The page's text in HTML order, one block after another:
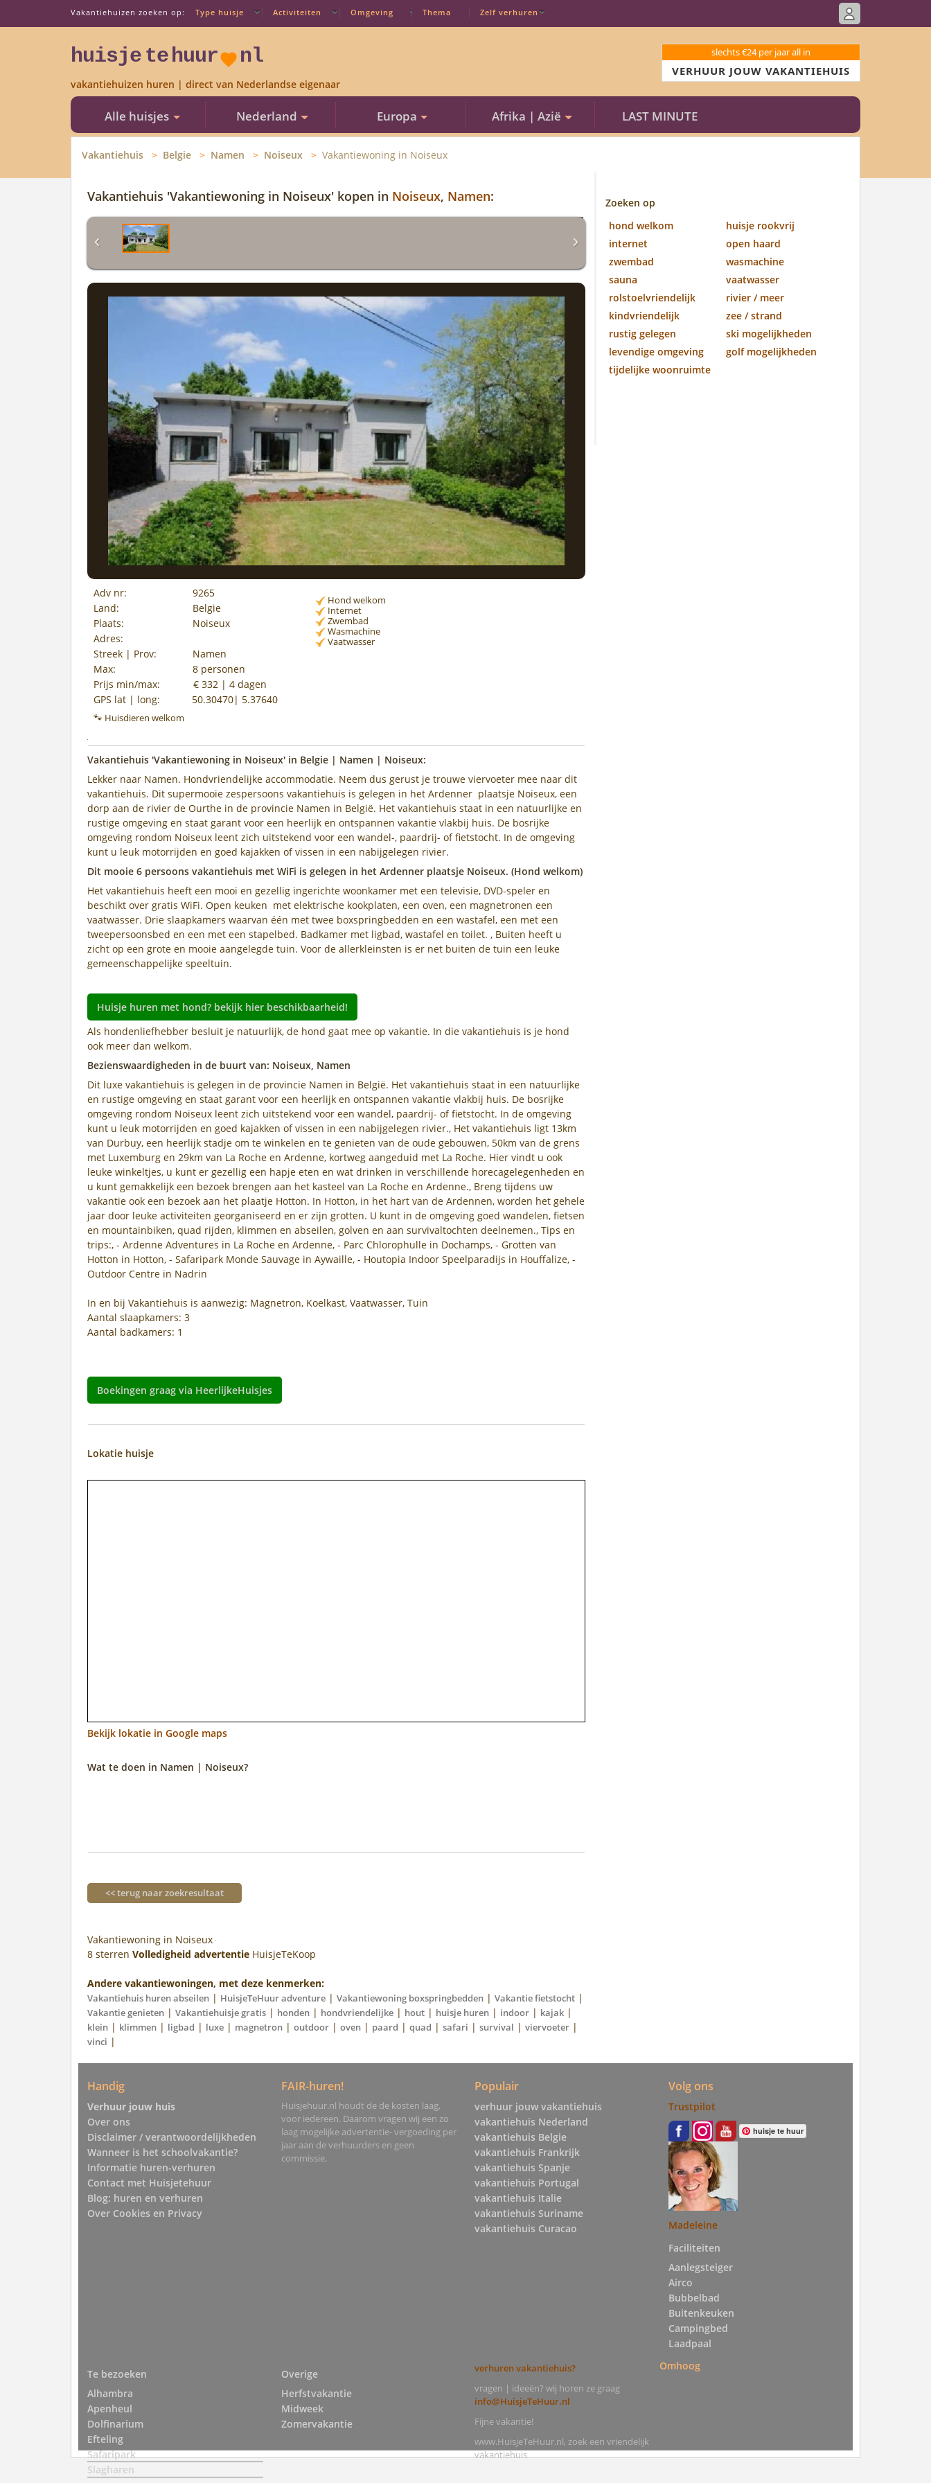
Vakantiehuizen zoeken op: Type huisje Activiteiten Omgeving Thema Zelf verhuren
huisje tehuur nl
vakantiehuizen huren | direct van Nederlandse eigenaar
slechts €24 per jaar all in
VERHUUR JOUW VAKANTIEHUIS
Alle huisjes Nederland Europa Afrika | Azië LAST MINUTE
Vakantiehuis Belgie Namen Noiseux Vakantiewoning in Noiseux
Vakantiehuis 'Vakantiewoning in Noiseux' kopen in Noiseux, Namen:
Adv nr:
9265
Land:
Belgie
Plaats:
Noiseux
Adres:
Streek | Prov:
Namen
Max:
8 personen
Prijs min/max:
€ 332 | 4 dagen
GPS lat | long:
50.30470| 5.37640
🐾 Huisdieren welkom
Hond welkom
Internet
Zwembad
Wasmachine
Vaatwasser
Vakantiehuis 'Vakantiewoning in Noiseux' in Belgie | Namen | Noiseux:
Lekker naar Namen. Hondvriendelijke accommodatie. Neem dus gerust je trouwe viervoeter mee naar dit
vakantiehuis. Dit supermooie zespersoons vakantiehuis is gelegen in het Ardenner plaatsje Noiseux, een
dorp aan de rivier de Ourthe in de provincie Namen in België. Het vakantiehuis staat in een natuurlijke en
rustige omgeving en staat garant voor een heerlijk en ontspannen vakantie vlakbij huis. De bosrijke
omgeving rondom Noiseux leent zich uitstekend voor een wandel-, paardrij- of fietstocht. In de omgeving
kunt u leuk motorrijden en goed kajakken of vissen in een nabijgelegen rivier.
Dit mooie 6 persoons vakantiehuis met WiFi is gelegen in het Ardenner plaatsje Noiseux. (Hond welkom)
Het vakantiehuis heeft een mooi en gezellig ingerichte woonkamer met een televisie, DVD-speler en
beschikt over gratis WiFi. Open keuken met elektrische kookplaten, een oven, een magnetronen een
vaatwasser. Drie slaapkamers waarvan één met twee boxspringbedden en een wastafel, een met een
tweepersoonsbed en een met een stapelbed. Badkamer met ligbad, wastafel en toilet. , Buiten heeft u
zicht op een grote en mooie aangelegde tuin. Voor de allerkleinsten is er net buiten de tuin een leuke
gemeenschappelijke speeltuin.
Huisje huren met hond? bekijk hier beschikbaarheid!
Als hondenliefhebber besluit je natuurlijk, de hond gaat mee op vakantie. In die vakantiehuis is je hond
ook meer dan welkom.
Bezienswaardigheden in de buurt van: Noiseux, Namen
Dit luxe vakantiehuis is gelegen in de provincie Namen in België. Het vakantiehuis staat in een natuurlijke
en rustige omgeving en staat garant voor een heerlijk en ontspannen vakantie vlakbij huis. De bosrijke
omgeving rondom Noiseux leent zich uitstekend voor een wandel, paardrij- of fietstocht. In de omgeving
kunt u leuk motorrijden en goed kajakken of vissen in een nabijgelegen rivier., Het vakantiehuis ligt 13km
van Durbuy, een heerlijk stadje om te winkelen en te genieten van de oude gebouwen, 50km van de grens
met Luxemburg en 29km van La Roche en Ardenne, kortweg aangeduid met La Roche. Hier vindt u ook
leuke winkeltjes, u kunt er gezellig een hapje eten en wat drinken in verschillende horecagelegenheden en
u kunt gemakkelijk een bezoek brengen aan het kasteel van La Roche en Ardenne., Breng tijdens uw
vakantie ook een bezoek aan het plaatje Hotton. In Hotton, in het hart van de Ardennen, worden het gehele
jaar door leuke activiteiten georganiseerd en er zijn grotten. U kunt in de omgeving goed wandelen, fietsen
en mountainbiken, quad rijden, klimmen en abseilen, golven en aan survivaltochten deelnemen., Tips en
trips:, - Ardenne Adventures in La Roche en Ardenne, - Parc Chlorophulle in Dochamps, - Grotten van
Hotton in Hotton, - Safaripark Monde Sauvage in Aywaille, - Houtopia Indoor Speelparadijs in Houffalize, -
Outdoor Centre in Nadrin
In en bij Vakantiehuis is aanwezig: Magnetron, Koelkast, Vaatwasser, Tuin
Aantal slaapkamers: 3
Aantal badkamers: 1
Boekingen graag via HeerlijkeHuisjes
Lokatie huisje
Bekijk lokatie in Google maps
Wat te doen in Namen | Noiseux?
<< terug naar zoekresultaat
Vakantiewoning in Noiseux
8 sterren Volledigheid advertentie HuisjeTeKoop
Andere vakantiewoningen, met deze kenmerken:
Vakantiehuis huren abseilen | HuisjeTeHuur adventure | Vakantiewoning boxspringbedden | Vakantie fietstocht |
Vakantie genieten | Vakantiehuisje gratis | honden | hondvriendelijke | hout | huisje huren | indoor | kajak |
klein | klimmen | ligbad | luxe | magnetron | outdoor | oven | paard | quad | safari | survival | viervoeter |
vinci |
Zoeken op
hond welkom
huisje rookvrij
internet
open haard
zwembad
wasmachine
sauna
vaatwasser
rolstoelvriendelijk
rivier / meer
kindvriendelijk
zee / strand
rustig gelegen
ski mogelijkheden
levendige omgeving
golf mogelijkheden
tijdelijke woonruimte
Handig
Verhuur jouw huis
Over ons
Disclaimer / verantwoordelijkheden
Wanneer is het schoolvakantie?
Informatie huren-verhuren
Contact met Huisjetehuur
Blog: huren en verhuren
Over Cookies en Privacy
FAIR-huren!
Huisjehuur.nl houdt de de kosten laag,
voor iedereen. Daarom vragen wij een zo
laag mogelijke advertentie- vergoeding per
jaar aan de verhuurders en geen
commissie.
Populair
verhuur jouw vakantiehuis
vakantiehuis Nederland
vakantiehuis Belgie
vakantiehuis Frankrijk
vakantiehuis Spanje
vakantiehuis Portugal
vakantiehuis Italie
vakantiehuis Suriname
vakantiehuis Curacao
Volg ons
Trustpilot
huisje te huur
Madeleine
Faciliteiten
Aanlegsteiger
Airco
Bubbelbad
Buitenkeuken
Campingbed
Laadpaal
Te bezoeken
Alhambra
Apenheul
Dolfinarium
Efteling
Safaripark
Slagharen
Overige
Herfstvakantie
Midweek
Zomervakantie
verhuren vakantiehuis?
vragen | ideeën? wij horen ze graag
info@HuisjeTeHuur.nl
Fijne vakantie!
www.HuisjeTeHuur.nl, zoek een vriendelijk
vakantiehuis
Omhoog